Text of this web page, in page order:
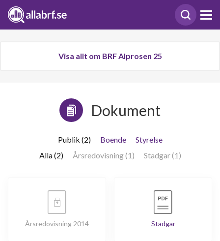
Visa allt om BRF Alprosen 25
Dokument
Publik (2) Boende
Styrelse
Alla (2)
Årsredovisning (1) Stadgar (1)
Årsredovisning 2014 Stadgar